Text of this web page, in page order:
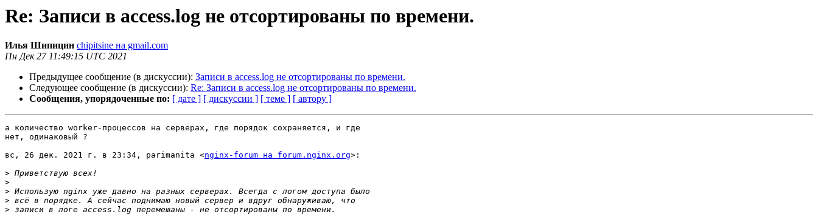
Re: Записи в access.log не отсортированы по времени.
Илья Шипицин chipitsine на gmail.com
Пн Дек 27 11:49:15 UTC 2021
Предыдущее сообщение (в дискуссии): Записи в access.log не отсортированы по времени.
Следующее сообщение (в дискуссии): Re: Записи в access.log не отсортированы по времени.
Сообщения, упорядоченные по: [ дате ] [ дискуссии ] [ теме ] [ автору ]
а количество worker-процессов на серверах, где порядок сохраняется, и где
нет, одинаковый ?
вс, 26 дек. 2021 г. в 23:34, parimanita <nginx-forum на forum.nginx.org>:
>
>
>
>
>